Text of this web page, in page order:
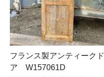
フランス製アンティークド
ア W157061D